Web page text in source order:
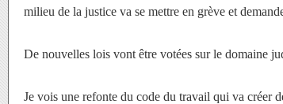
milieu de la justice va se mettre en grève et
De nouvelles lois vont être votées sur le domaine
Je vois une refonte du code du travail qui va créer